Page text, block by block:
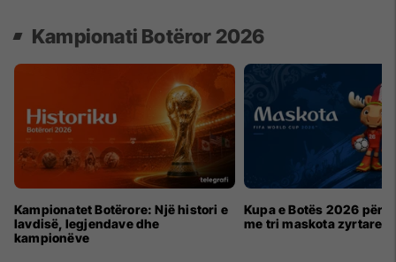
Kampionati Botëror 2026
Kampionatet Botërore: Një histori e
lavdisë, legjendave dhe
kampionëve
Kupa e Botës 2026 për
me tri maskota zyrtare